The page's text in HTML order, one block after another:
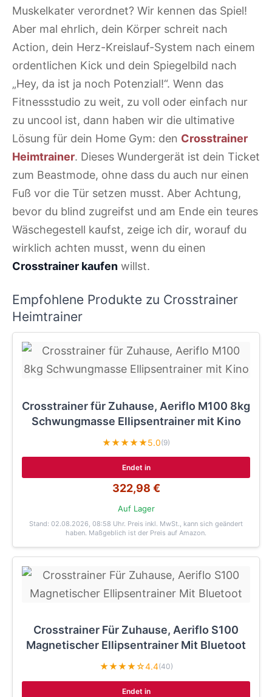
Muskelkater verordnet? Wir kennen das Spiel!
Aber mal ehrlich, dein Körper schreit nach
Action, dein Herz-Kreislauf-System nach einem
ordentlichen Kick und dein Spiegelbild nach
„Hey, da ist ja noch Potenzial!“. Wenn das
Fitnessstudio zu weit, zu voll oder einfach nur
zu uncool ist, dann haben wir die ultimative
Lösung für dein Home Gym: den Crosstrainer
Heimtrainer. Dieses Wundergerät ist dein Ticket
zum Beastmode, ohne dass du auch nur einen
Fuß vor die Tür setzen musst. Aber Achtung,
bevor du blind zugreifst und am Ende ein teures
Wäschegestell kaufst, zeige ich dir, worauf du
wirklich achten musst, wenn du einen
Crosstrainer kaufen willst.
Empfohlene Produkte zu Crosstrainer
Heimtrainer
Crosstrainer für Zuhause, Aeriflo M100 8kg
Schwungmasse Ellipsentrainer mit Kino
★★★★★5.0(9)
Endet in
322,98 €
Auf Lager
Stand: 02.08.2026, 08:58 Uhr. Preis inkl. MwSt., kann sich geändert
haben. Maßgeblich ist der Preis auf Amazon.
Crosstrainer Für Zuhause, Aeriflo S100
Magnetischer Ellipsentrainer Mit Bluetoot
★★★★☆4.4(40)
Endet in